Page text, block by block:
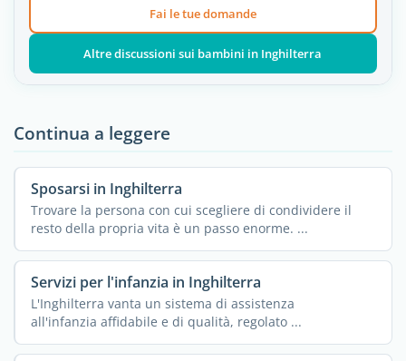
Fai le tue domande
Altre discussioni sui bambini in Inghilterra
Continua a leggere
Sposarsi in Inghilterra
Trovare la persona con cui scegliere di condividere il
resto della propria vita è un passo enorme. ...
Servizi per l'infanzia in Inghilterra
L'Inghilterra vanta un sistema di assistenza
all'infanzia affidabile e di qualità, regolato ...